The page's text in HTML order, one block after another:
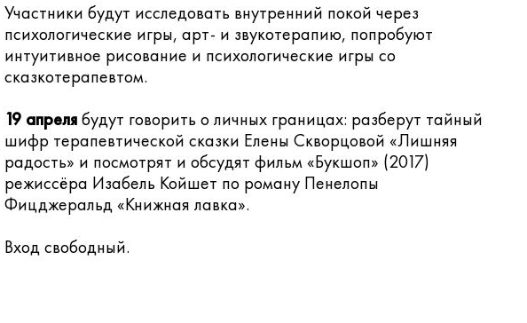
Участники будут исследовать внутренний покой через
психологические игры, арт- и звукотерапию, попробуют
интуитивное рисование и психологические игры со
сказкотерапевтом.
19 апрелябудут говорить о личных границах: разберут тайный
шифр терапевтической сказки Елены Скворцовой «Лишняя
радость» и посмотрят и обсудят фильм «Букшоп» (2017)
режиссёра Изабель Койшет по роману Пенелопы
Фицджеральд «Книжная лавка».
Вход свободный.